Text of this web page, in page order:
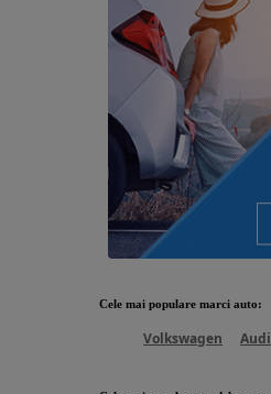
Cele mai populare marci auto:
Volkswagen Audi